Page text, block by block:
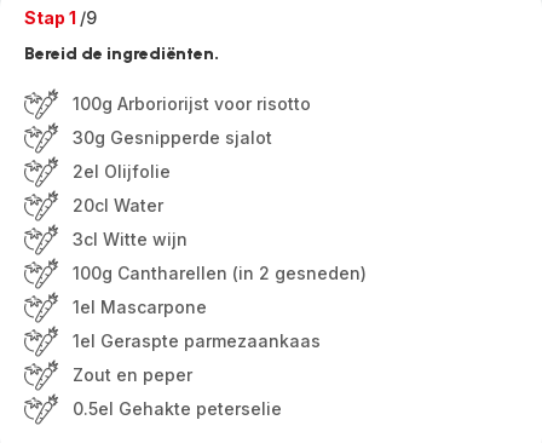
Stap 1 /9
Bereid de ingrediënten.
100g Arboriorijst voor risotto
30g Gesnipperde sjalot
2el Olijfolie
20cl Water
3cl Witte wijn
100g Cantharellen (in 2 gesneden)
1el Mascarpone
1el Geraspte parmezaankaas
Zout en peper
0.5el Gehakte peterselie